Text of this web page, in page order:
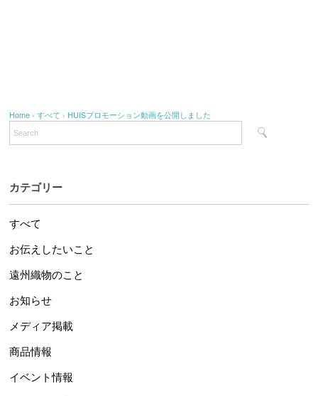
Home ›すべて › HUISプロモーション動画を公開しました
カテゴリー
すべて
お伝えしたいこと
遠州織物のこと
お知らせ
メディア掲載
商品情報
イベント情報